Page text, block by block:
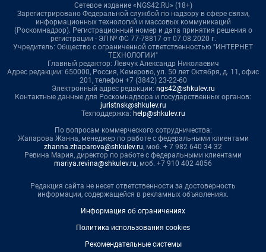
Сетевое издание «NGS42.RU» (18+)
Зарегистрировано Федеральной службой по надзору в сфере связи,
информационных технологий и массовых коммуникаций
(Роскомнадзор). Регистрационный номер и дата принятия решения о
регистрации - ЭЛ № ФС 77-78817 от 07.08.2020 г.
Учредитель: Общество с ограниченной ответственностью "ИНТЕРНЕТ
ТЕХНОЛОГИИ"
Главный редактор: Левчук Александр Николаевич
Адрес редакции: 650000, Россия, Кемерово, ул. 50 лет Октября, д. 11, офис
201, телефон +7 (3842) 23-22-60
Электронный адрес редакции: ngs42@shkulev.ru
Контактные данные для Роскомнадзора и государственных органов:
juristnsk@shkulev.ru
Техподдержка: help@shkulev.ru
По вопросам коммерческого сотрудничества:
Жапарова Жанна, менеджер по работе с федеральными клиентами
zhanna.zhaparova@shkulev.ru, моб. + 7 982 640 34 32
Ревина Мария, директор по работе с федеральными клиентами
mariya.revina@shkulev.ru, моб. +7 910 402 4056
Редакция сайта не несет ответственности за достоверность
информации, содержащейся в рекламных объявлениях.
Информация об ограничениях
Политика использования cookies
Рекомендательные системы